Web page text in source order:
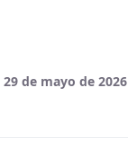
29 de mayo de 2026